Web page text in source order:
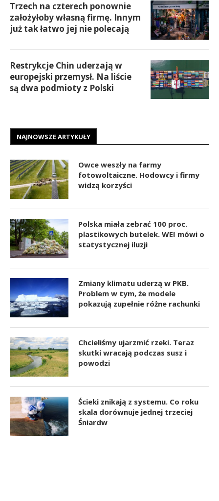
Trzech na czterech ponownie
założyłoby własną firmę. Innym
już tak łatwo jej nie polecają
Restrykcje Chin uderzają w
europejski przemysł. Na liście
są dwa podmioty z Polski
NAJNOWSZE ARTYKUŁY
Owce weszły na farmy
fotowoltaiczne. Hodowcy i firmy
widzą korzyści
Polska miała zebrać 100 proc.
plastikowych butelek. WEI mówi o
statystycznej iluzji
Zmiany klimatu uderzą w PKB.
Problem w tym, że modele
pokazują zupełnie różne rachunki
Chcieliśmy ujarzmić rzeki. Teraz
skutki wracają podczas susz i
powodzi
Ścieki znikają z systemu. Co roku
skala dorównuje jednej trzeciej
Śniardw